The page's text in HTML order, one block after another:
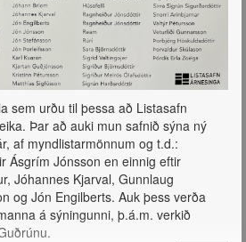
sem urðu til þessa að Listasafn
Þar að auki mun safnið sýna ný
af myndlistarmönnum og t.d.:
Ásgrím Jónsson en einnig eftir
Jóhannes Kjarval, Gunnlaug
og Jón Engilberts. Auk þess verða
á sýningunni, þ.á.m. verkið